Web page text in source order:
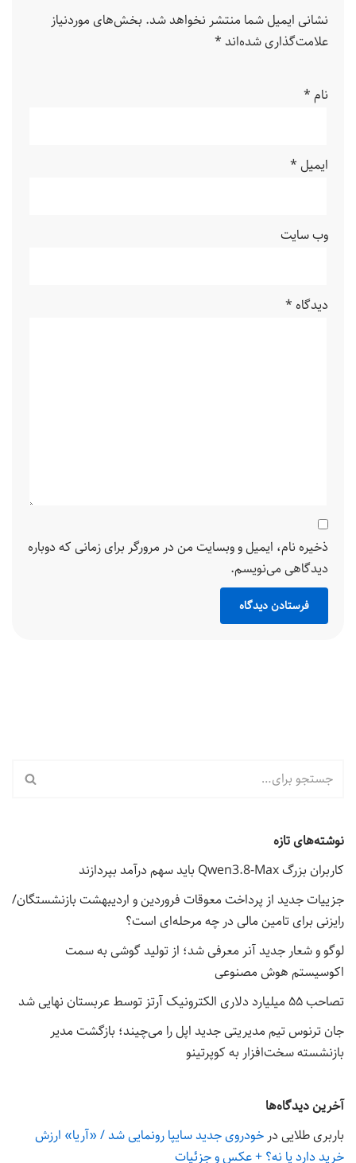
نشانی ایمیل شما منتشر نخواهد شد. بخش‌های موردنیاز
علامت‌گذاری شده‌اند *
نام *
ایمیل *
وب‌ سایت
دیدگاه *
ذخیره نام، ایمیل و وبسایت من در مرورگر برای زمانی که دوباره
دیدگاهی می‌نویسم.
نوشته‌های تازه
کاربران بزرگ Qwen3.8-Max باید سهم درآمد بپردازند
جزییات جدید از پرداخت معوقات فروردین و اردیبهشت بازنشستگان/
رایزنی برای تامین مالی در چه مرحله‌ای است؟
لوگو و شعار جدید آنر معرفی شد؛ از تولید گوشی به سمت
اکوسیستم هوش مصنوعی
تصاحب ۵۵ میلیارد دلاری الکترونیک آرتز توسط عربستان نهایی شد
جان ترنوس تیم مدیریتی جدید اپل را می‌چیند؛ بازگشت مدیر
بازنشسته سخت‌افزار به کوپرتینو
آخرین دیدگاه‌ها
باربری طلایی در خودروی جدید سایپا رونمایی شد / «آریا» ارزش
خرید دارد یا نه؟ + عکس و جزئیات